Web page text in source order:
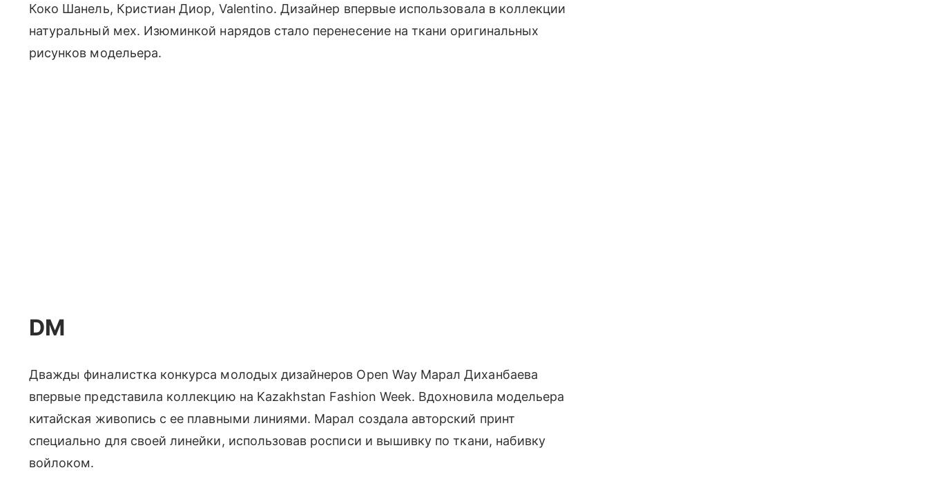
Коко Шанель, Кристиан Диор, Valentino. Дизайнер впервые использовала в коллекции
натуральный мех. Изюминкой нарядов стало перенесение на ткани оригинальных
рисунков модельера.
DM
Дважды финалистка конкурса молодых дизайнеров Open Way Марал Диханбаева
впервые представила коллекцию на Kazakhstan Fashion Week. Вдохновила модельера
китайская живопись с ее плавными линиями. Марал создала авторский принт
специально для своей линейки, использовав росписи и вышивку по ткани, набивку
войлоком.